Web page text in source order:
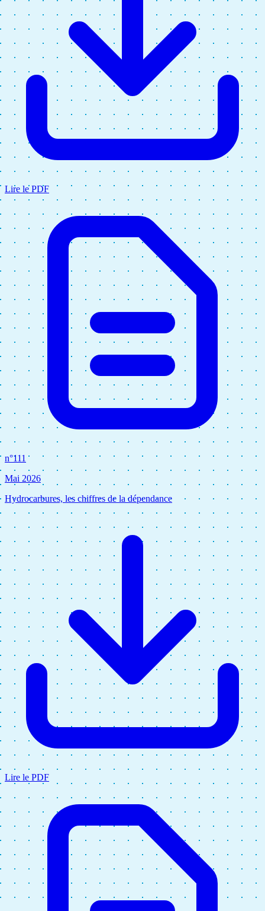
Lire le PDF
n°111
Mai 2026
Hydrocarbures, les chiffres de la dépendance
Lire le PDF